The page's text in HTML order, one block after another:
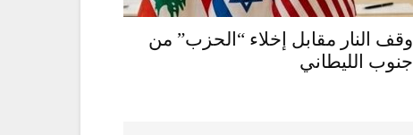
وقف النار مقابل إخلاء “الحزب” من
جنوب الليطاني